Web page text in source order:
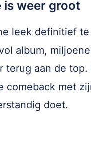
is weer groot
leek definitief
album,
terug aan de
comeback met
doet.